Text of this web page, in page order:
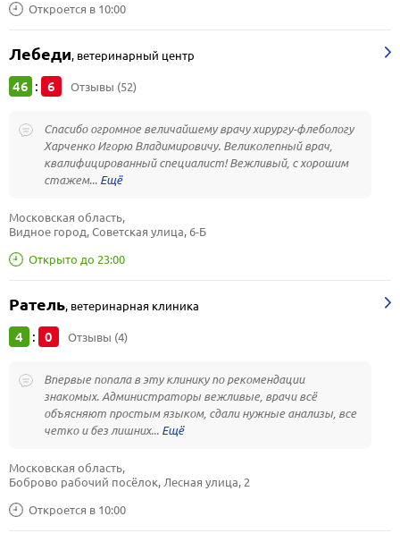
Откроется в 10:00
Лебеди, ветеринарный центр
46 : 6 Отзывы (52)
Спасибо огромное величайшему врачу хирургу-флебологу
Харченко Игорю Владимировичу. Великолепный врач,
квалифицированный специалист! Вежливый, с хорошим
стажем...
Открыто до 23:00
Московская область,
Видное город, Советская улица, 6-Б
Ратель, ветеринарная клиника
4 : 0 Отзывы (4)
Впервые попала в эту клинику по рекомендации
знакомых. Администраторы вежливые, врачи всё
объясняют простым языком, сдали нужные анализы, все
четко и без лишних...
Откроется в 10:00
Московская область,
Боброво рабочий посёлок, Лесная улица, 2